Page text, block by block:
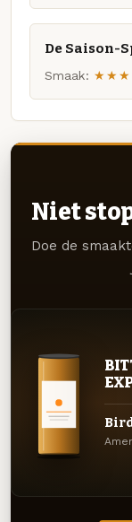
De Saison-
Smaak:
Niet
Doe de